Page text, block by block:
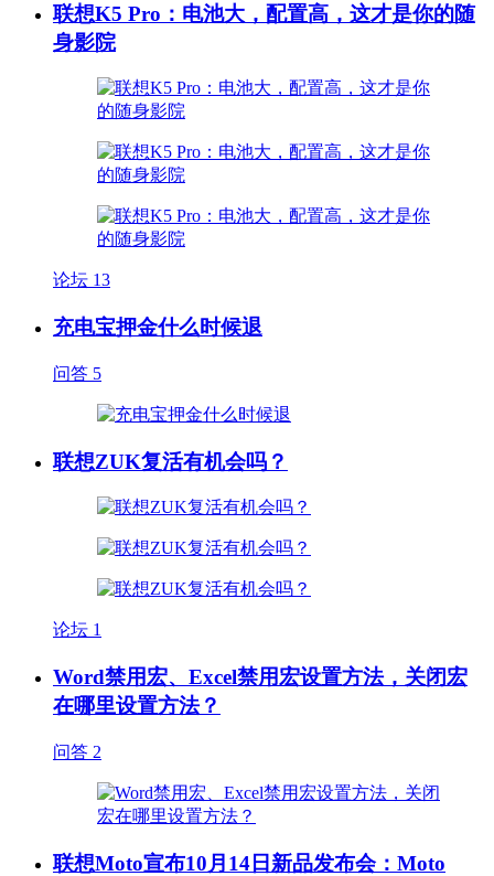
联想K5 Pro：电池大，配置高，这才是你的随
身影院
论坛 13
充电宝押金什么时候退
问答 5
联想ZUK复活有机会吗？
论坛 1
Word禁用宏、Excel禁用宏设置方法，关闭宏
在哪里设置方法？
问答 2
联想Moto宣布10月14日新品发布会：Moto